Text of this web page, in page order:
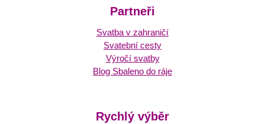
Partneři
Svatba v zahraničí
Svatební cesty
Výročí svatby
Blog Sbaleno do ráje
Rychlý výběr